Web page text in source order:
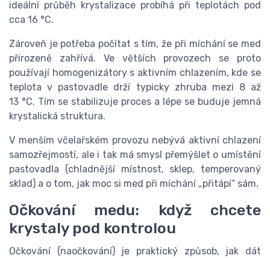
ideální průběh krystalizace probíhá při teplotách pod
cca 16 °C.
Zároveň je potřeba počítat s tím, že při míchání se med
přirozeně zahřívá. Ve větších provozech se proto
používají homogenizátory s aktivním chlazením, kde se
teplota v pastovadle drží typicky zhruba mezi 8 až
13 °C. Tím se stabilizuje proces a lépe se buduje jemná
krystalická struktura.
V menším včelařském provozu nebývá aktivní chlazení
samozřejmostí, ale i tak má smysl přemýšlet o umístění
pastovadla (chladnější místnost, sklep, temperovaný
sklad) a o tom, jak moc si med při míchání „přitápí“ sám.
Očkování medu: když chcete
krystaly pod kontrolou
Očkování (naočkování) je praktický způsob, jak dát